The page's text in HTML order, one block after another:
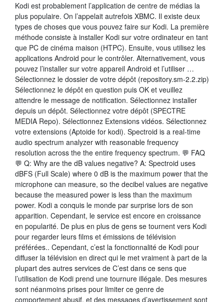
Kodi est probablement l’application de centre de médias la
plus populaire. On l’appelait autrefois XBMC. Il existe deux
types de choses que vous pouvez faire sur Kodi. La première
méthode consiste à installer Kodi sur votre ordinateur en tant
que PC de cinéma maison (HTPC). Ensuite, vous utilisez les
applications Android pour le contrôler. Alternativement, vous
pouvez l’installer sur votre appareil Android et l’utiliser …
Sélectionnez le dossier de votre dépôt (repository.sm-2.2.zip)
Sélectionnez le dépôt en question puis OK et veuillez
attendre le message de notification. Sélectionnez installer
depuis un dépôt. Sélectionnez votre dépôt (SPECTRE
MEDIA Repo). Sélectionnez Extensions vidéos. Sélectionnez
votre extensions (Aptoide for kodi). Spectroid is a real-time
audio spectrum analyzer with reasonable frequency
resolution across the the entire frequency spectrum. 💬 FAQ
💬 Q: Why are the dB values negative? A: Spectroid uses
dBFS (Full Scale) where 0 dB is the maximum power that the
microphone can measure, so the decibel values are negative
because the measured power is less than the maximum
power. Kodi a conquis le monde par surprise lors de son
apparition. Cependant, le service est encore en croissance
en popularité. De plus en plus de gens se tournent vers Kodi
pour regarder leurs films et émissions de télévision
préférées.. Cependant, c’est la fonctionnalité de Kodi pour
diffuser la télévision en direct qui le met vraiment à part de la
plupart des autres services de C’est dans ce sens que
l’utilisation de Kodi prend une tournure illégale. Des mesures
sont néanmoins prises pour limiter ce genre de
comportement abusif, et des messages d’avertissement sont